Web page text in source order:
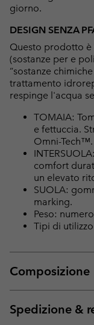
giorno.
DESIGN SENZA
Questo prodotto è
(sostanze per e
“sostanze
trattamento
respinge l'acqua
TOMAIA:
e fettuccia.
Omni-Tech™.
comfort
un elevato
SUOLA:
marking.
Peso:
Tipi di
Composizione
Spedizione &